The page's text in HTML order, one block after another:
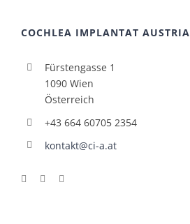
COCHLEA IMPLANTAT AUSTRIA
Fürstengasse 1
1090 Wien
Österreich
+43 664 60705 2354
kontakt@ci-a.at